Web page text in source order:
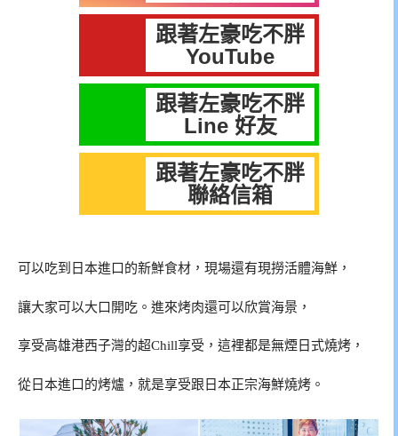
跟著左豪吃不胖
YouTube
跟著左豪吃不胖
Line 好友
跟著左豪吃不胖
聯絡信箱
可以吃到日本進口的新鮮食材，現場還有現撈活體海鮮，
讓大家可以大口開吃。進來烤肉還可以欣賞海景，
享受高雄港西子灣的超Chill享受，這裡都是無煙日式燒烤，
從日本進口的烤爐，就是享受跟日本正宗海鮮燒烤。